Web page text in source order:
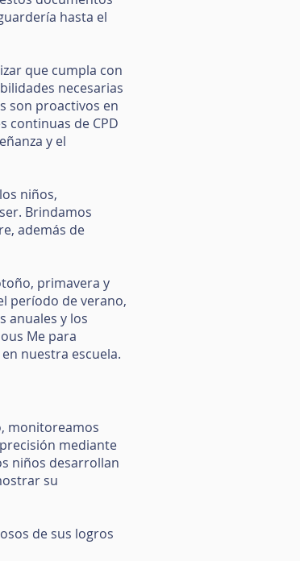
hasta el
que cumpla con
necesarias
son proactivos en
continuas de CPD
y el
niños,
Brindamos
además de
primavera y
período de verano,
anuales y los
Me para
nuestra escuela.
monitoreamos
mediante
niños desarrollan
su
de sus logros